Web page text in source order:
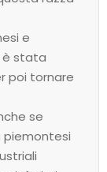
e
è stata
poi tornare
se
piemontesi